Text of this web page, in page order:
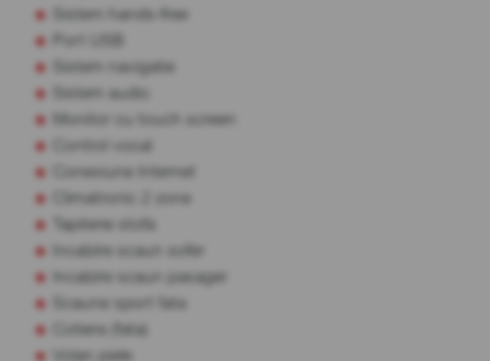
Sistem hands-free
Port USB
Sistem navigatie
Sistem audio
Monitor cu touch screen
Control vocal
Conexiune Internet
Climatronic 2 zone
Tapiterie stofa
Incalzire scaun sofer
Incalzire scaun pasager
Scaune sport fata
Cotiera (fata)
Volan piele